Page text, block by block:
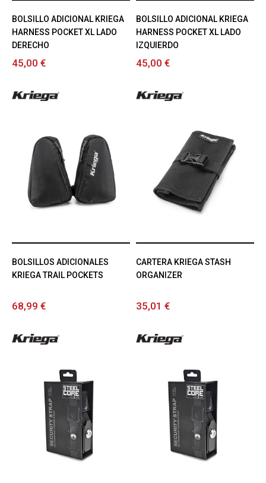
BOLSILLO ADICIONAL KRIEGA
HARNESS POCKET XL LADO
DERECHO
45,00 €
BOLSILLO ADICIONAL KRIEGA
HARNESS POCKET XL LADO
IZQUIERDO
45,00 €
BOLSILLOS ADICIONALES
KRIEGA TRAIL POCKETS
68,99 €
CARTERA KRIEGA STASH
ORGANIZER
35,01 €